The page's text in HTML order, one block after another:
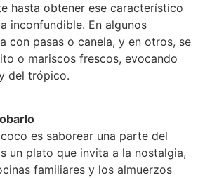
hasta obtener ese característico
inconfundible. En algunos
con pasas o canela, y en otros, se
o mariscos frescos, evocando
del trópico.
es saborear una parte del
un plato que invita a la nostalgia,
familiares y los almuerzos